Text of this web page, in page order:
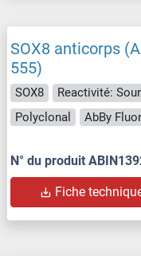
SOX8 anticorps
555)
SOX8 Reactivité:
Polyclonal
AbBy
N° du produit
Fiche